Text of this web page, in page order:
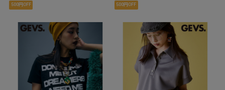
500円OFF 500円OFF